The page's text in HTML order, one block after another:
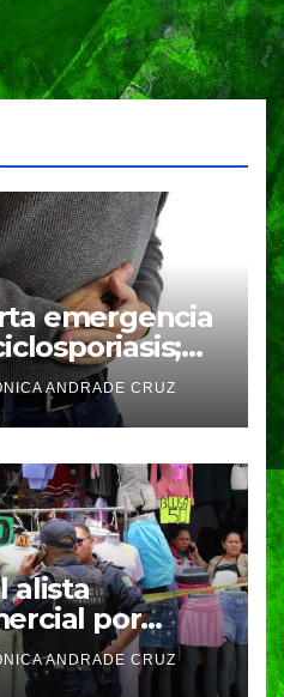
emergencia
en dos
ANDRADE CRUZ
alista
por
regreso a
ANDRADE CRUZ